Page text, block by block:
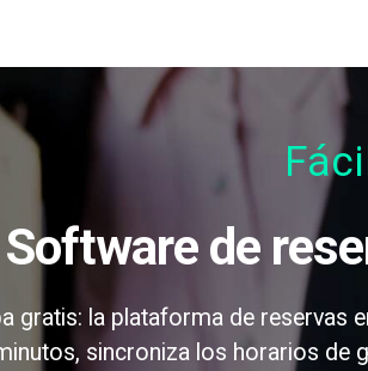
Software de
gratis: la plataforma de reservas
sincroniza los horarios de